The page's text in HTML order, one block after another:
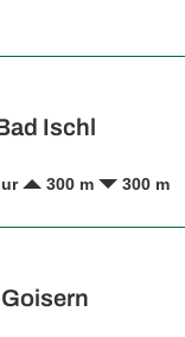
aan de
de meren van het
Ischl
uw route over
op u wacht.
Goldenes Schiff
300 m 300 m